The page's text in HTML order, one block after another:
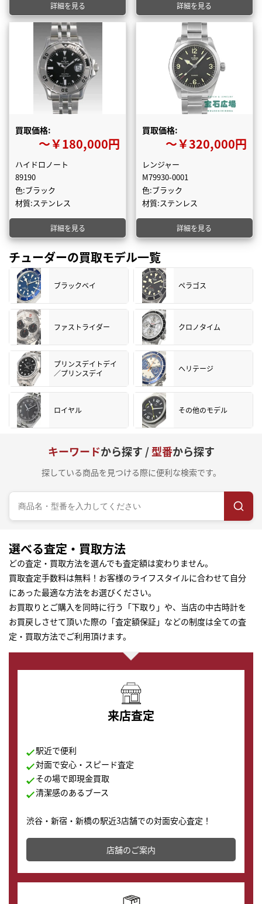
詳細を見る 詳細を見る
買取価格:
〜￥180,000円
ハイドロノート
89190
色:ブラック
材質:ステンレス
詳細を見る
買取価格:
〜￥320,000円
レンジャー
M79930-0001
色:ブラック
材質:ステンレス
詳細を見る
チューダーの買取モデル一覧
ブラックベイ ペラゴス
ファストライダー クロノタイム
プリンスデイトデイ
／プリンスデイ
ヘリテージ
ロイヤル その他のモデル
キーワードから探す /型番から探す
探している商品を見つける際に便利な検索です。
選べる査定・買取方法
どの査定・買取方法を選んでも査定額は変わりません。
買取査定手数料は無料！お客様のライフスタイルに合わせて自分
にあった最適な方法をお選びください。
お買取りとご購入を同時に行う「下取り」や、当店の中古時計を
お買戻しさせて頂いた際の「査定額保証」などの制度は全ての査
定・買取方法でご利用頂けます。
来店査定
駅近で便利
対面で安心・スピード査定
その場で即現金買取
清潔感のあるブース
渋谷・新宿・新橋の駅近3店舗での対面安心査定！
その場で現金買取致します。渋谷本店では、時計販売の
店舗を併設しており、下取りに出してお得に新しい時計
の購入もできます♪
店舗のご案内